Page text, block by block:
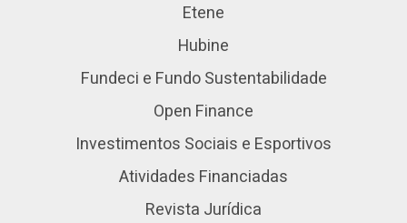
Etene
Hubine
Fundeci e Fundo Sustentabilidade
Open Finance
Investimentos Sociais e Esportivos
Atividades Financiadas
Revista Jurídica